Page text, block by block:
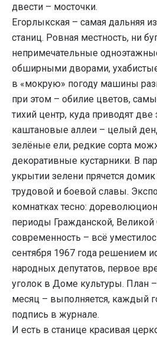
двести – мосточки.
Егорлыкская – самая дальняя
станиц. Ровная местность, ни
непримечательные
обширными дворами,
в «мокрую» погоду машины
при этом – обилие цветов,
тихий центр, куда приводят
каштановые аллеи – целый
зелёные ели, редкие сорта
декоративные кустарники. В
укрытии зелени прячется
трудовой и боевой славы.
комнатках тесно:
периоды Гражданской, Великой
современность – всё
сентября 1967 года решением
народных депутатов, первое
уголок в Доме культуры. План
месяц – выполняется, каждый
подпись в журнале.
И есть в станице красивая